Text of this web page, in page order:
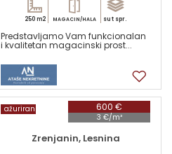
250 m2 MAGACIN/HALA sut spr.
Predstavljamo Vam funkcionalan
i kvalitetan magacinski prost...
600 €
3 €/m²
ažuriran
Zrenjanin, Lesnina